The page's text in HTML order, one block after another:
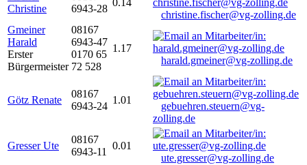
Christine
6943-28
0.14
christine.fischer@vg-zolling.de
Gmeiner
Harald
Erster
Bürgermeister
08167
6943-47
0170 65
72 528
1.17
harald.gmeiner@vg-zolling.de
Götz Renate
08167
6943-24
1.01
gebuehren.steuern@vg-
zolling.de
Gresser Ute
08167
6943-11
0.01
ute.gresser@vg-zolling.de